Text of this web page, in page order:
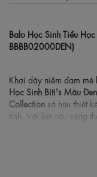
Balo Học Sinh Tiểu
BBBB02000DEN)
Khơi dậy niềm đam mê
Học Sinh Biti's Màu
Collection sở hữu thiết
tính. Với kết cấu công
trọn vẹn nhu cầu học